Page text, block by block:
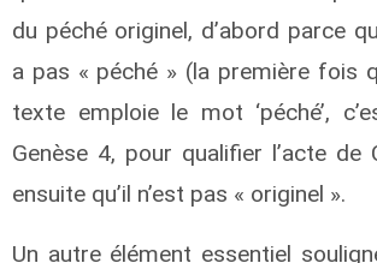
du péché originel, d’abord parce
a pas « péché » (la première fois
texte emploie le mot ‘péché’,
Genèse 4, pour qualifier l’acte de
ensuite qu’il n’est pas « originel ».
Un autre élément essentiel